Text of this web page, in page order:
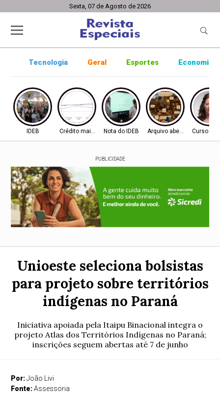
Sexta, 07 de Agosto de 2026
Tecnologia Geral Esportes Economia
IDEB Crédito mais difícilNota do IDEB Arquivo aberto Curso
PUBLICIDADE
Unioeste seleciona bolsistas
para projeto sobre territórios
indígenas no Paraná
Iniciativa apoiada pela Itaipu Binacional integra o
projeto Atlas dos Territórios Indígenas no Paraná;
inscrições seguem abertas até 7 de junho
Por:João Livi
Fonte:Assessoria